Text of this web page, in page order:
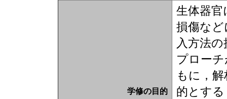
学修の目的
生体器官
損傷な
入方法
プロー
もに，
的とする